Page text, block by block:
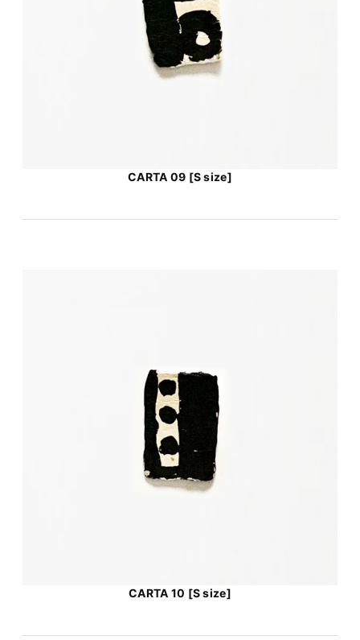
CARTA 09 [S size]
CARTA 10 [S size]